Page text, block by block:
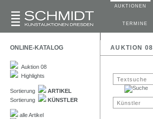
AUKTIONEN
TERMINE
ONLINE-KATALOG AUKTION 08
Auktion 08
Highlights
Sortierung
ARTIKEL
Sortierung
KÜNSTLER
alle Artikel